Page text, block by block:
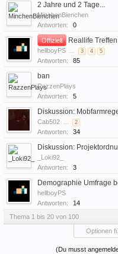
2 Jahre und 2 Tage...
MinchenBienchen
Antworten:
0
Offiziell Reallife
hellboyPS ... 3 4 5
Antworten: 85
ban
RazzenPlays
Antworten:
5
Diskussion:
Cab502 ... 2
Antworten: 34
Diskussion:
_Loki92_
Antworten:
3
Demographie Umfrage
hellboyPS
Antworten:
14
Thema 1 bis 20 von 100
Optionen
(Du musst